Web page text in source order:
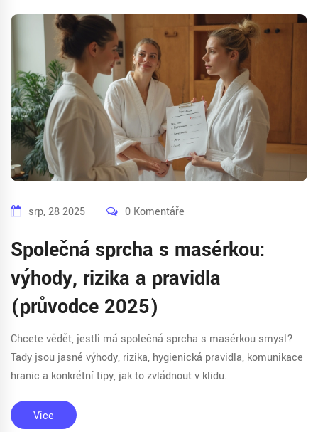
srp, 28 2025 0 Komentáře
Společná sprcha s masérkou:
výhody, rizika a pravidla
(průvodce 2025)
Chcete vědět, jestli má společná sprcha s masérkou smysl?
Tady jsou jasné výhody, rizika, hygienická pravidla, komunikace
hranic a konkrétní tipy, jak to zvládnout v klidu.
Více